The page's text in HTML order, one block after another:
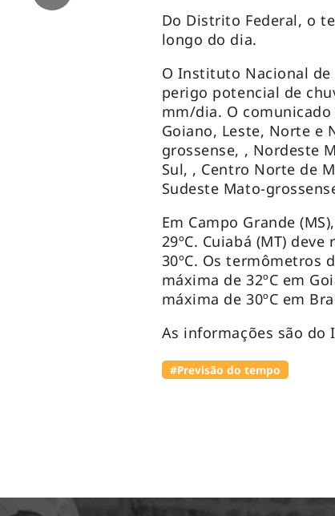
Do Distrito Federal, o
longo do dia.
O Instituto Nacional
perigo potencial de
mm/dia. O
Goiano, Leste, Norte e
grossense, , Nordeste
Sul, , Centro Norte de
Sudeste Mato-
Em Campo Grande
29ºC. Cuiabá (MT)
30ºC. Os termômetros
máxima de 32ºC em
máxima de 30ºC em
As informações são
#Previsão do tempo